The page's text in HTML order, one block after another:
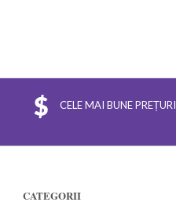
CELE MAI BUNE PREȚURI
CATEGORII